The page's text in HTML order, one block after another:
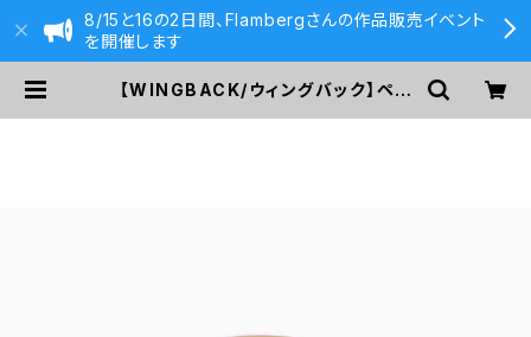
8/15と16の2日間、Flambergさんの作品販売イベント
を開催します
【WINGBACK/ウィングバック】ペン